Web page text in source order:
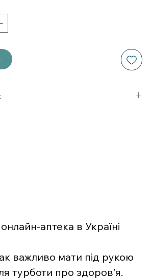
аптека в Україні
важливо мати під рукою
турботи про здоров’я.